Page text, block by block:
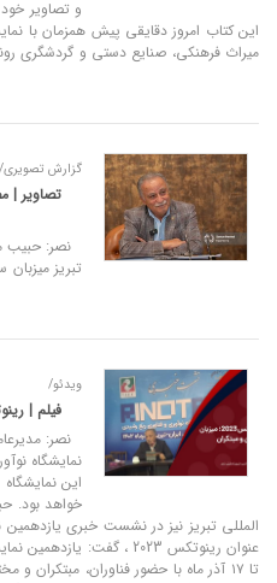
این کتاب امروز دقایقی پیش همزمان با
میراث فرهنکی، صنایع دستی و گردشگری
گزارش تصویری/
تصاویر |
نصر: حبیب
تبریز میزبان‌‌
ویدئو/
فیلم | رینوتکس ۲۰۲۳؛
نصر:
نمایشگاه
خواهد بود.
المللی تبریز نیز در نشست خبری یازدهمین
تا ۱۷ آذر ماه با حضور فناوران، مبتکران